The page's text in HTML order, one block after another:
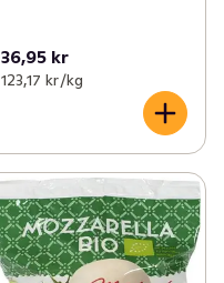
36,95 kr
123,17 kr /kg